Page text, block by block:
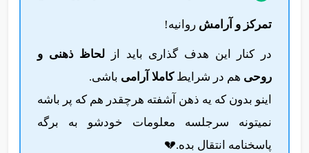
تمرکز و آرامش روانیه!
در کنار این هدف گذاری باید از لحاظ ذهنی و
روحی هم در شرایطکاملا آرامی باشی.
اینو بدون که یه ذهن آشفته هرچقدر هم که پر باشه
نمیتونه سرجلسه معلومات خودشو به برگه
پاسخنامه انتقال بده.💔